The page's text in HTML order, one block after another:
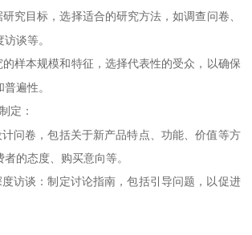
研究目标，选择适合的研究方法，如调查问卷、
谈等。
的样本规模和特征，选择代表性的受众，以确保
遍性。
定：
问卷，包括关于新产品特点、功能、价值等方
的态度、购买意向等。
访谈：制定讨论指南，包括引导问题，以促进